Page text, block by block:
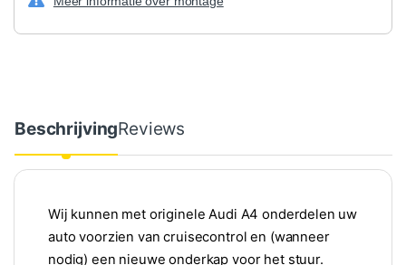
BeschrijvingReviews
Wij kunnen met originele Audi A4 onderdelen uw
auto voorzien van cruisecontrol en (wanneer
nodig) een nieuwe onderkap voor het stuur.